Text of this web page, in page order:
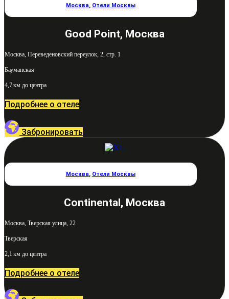
Москва, Отели Москвы
Good Point, Москва
Москва, Переведеновский переулок, 2, стр. 1
Бауманская
4,7 км до центра
Подробнее о отеле
Забронировать
Москва, Отели Москвы
Continental, Москва
Москва, Тверская улица, 22
Тверская
2,1 км до центра
Подробнее о отеле